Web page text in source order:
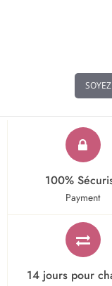
100%
Payment
14 jours pour